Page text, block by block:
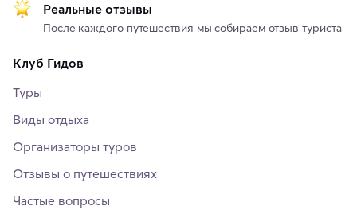
Реальные отзывы
После каждого путешествия мы собираем отзыв туриста
Клуб Гидов
Туры
Виды отдыха
Организаторы туров
Отзывы о путешествиях
Частые вопросы